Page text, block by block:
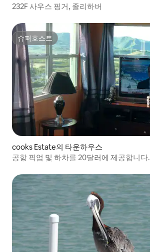
232F 사우스 핑거, 졸리하버
슈퍼호스트
슈퍼호스트
cooks Estate의 타운하우스
공항 픽업 및 하차를 20달러에 제공합니다.